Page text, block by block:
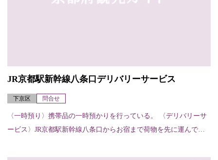
JR京都駅新幹線八条口デリバリーサービス
下京区 問合せ
〈一時預り〉携帯品の一時預かりを行っている。 〈デリバリーサ
ービス〉JR京都駅新幹線八条口からお宿まで荷物を先に運んでく
み・受け取りの方法...